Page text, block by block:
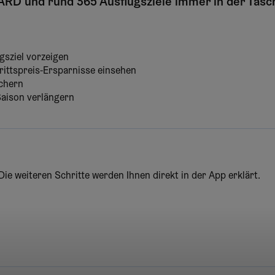
vorzeigen
Ersparnisse einsehen
verlängern
weiteren Schritte werden Ihnen direkt in der App erklärt.